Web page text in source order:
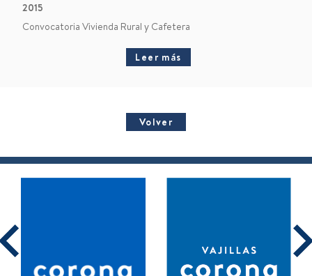
2015
Convocatoria Vivienda Rural y Cafetera
Leer más
Volver